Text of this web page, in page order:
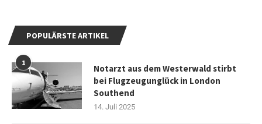
POPULÄRSTE ARTIKEL
1
Notarzt aus dem Westerwald stirbt
bei Flugzeugunglück in London
Southend
14. Juli 2025